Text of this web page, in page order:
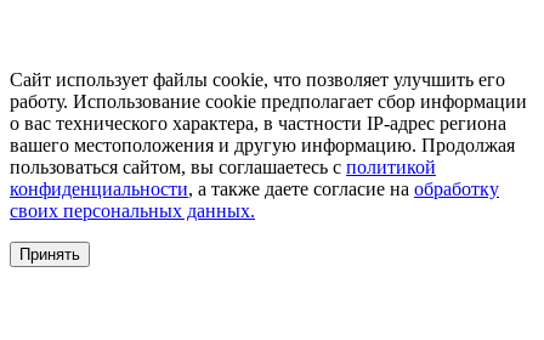
Сайт использует файлы cookie, что позволяет улучшить его
работу. Использование cookie предполагает сбор информации
о вас технического характера, в частности IP-адрес региона
вашего местоположения и другую информацию. Продолжая
пользоваться сайтом, вы соглашаетесь с политикой
конфиденциальности, а также даете согласие на обработку
своих персональных данных.
Принять